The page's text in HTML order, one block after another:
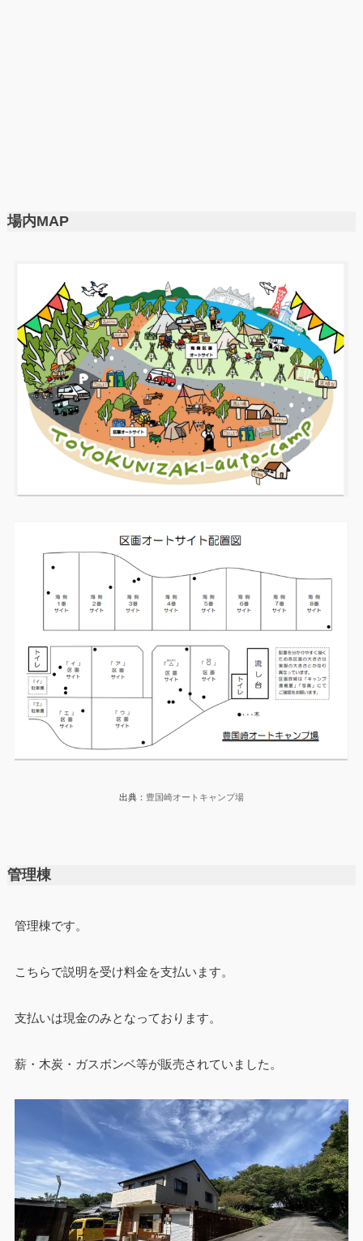
場内MAP
出典： 豊国崎オートキャンプ場
管理棟
管理棟です。
こちらで説明を受け料金を支払います。
支払いは現金のみとなっております。
薪・木炭・ガスボンベ等が販売されていました。